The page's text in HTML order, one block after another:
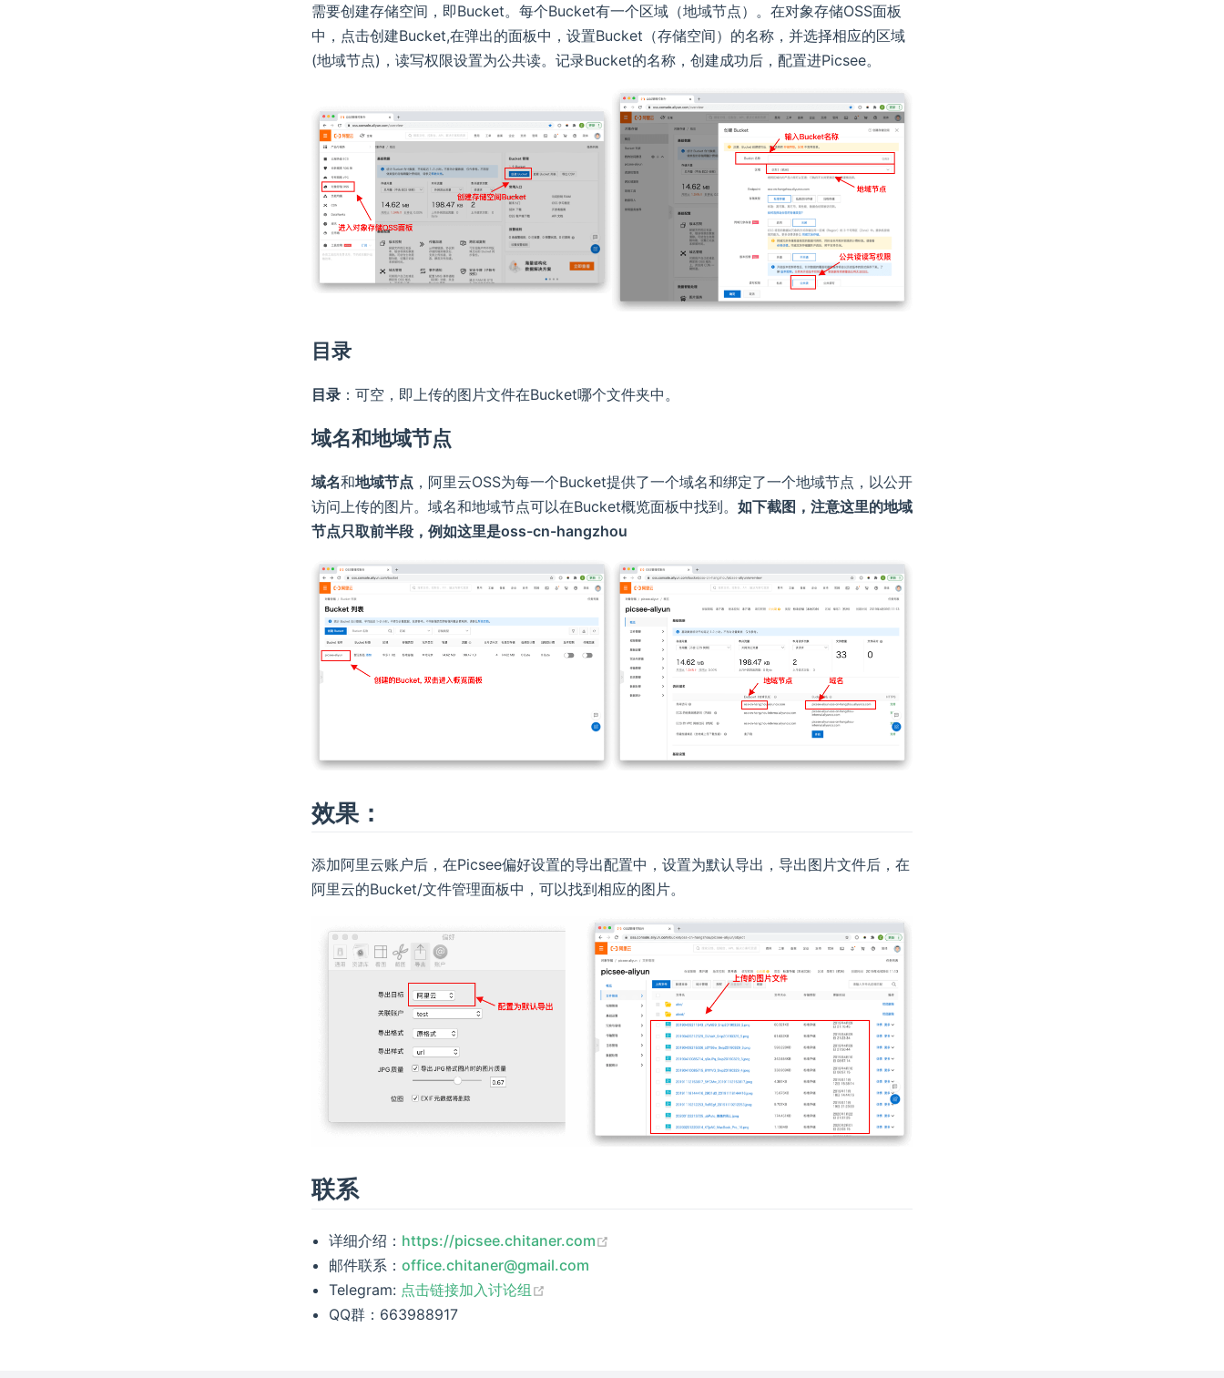
需要创建存储空间，即Bucket。每个Bucket有一个区域（地域节点）。在对象存储OSS面板
中，点击创建Bucket,在弹出的面板中，设置Bucket（存储空间）的名称，并选择相应的区域
(地域节点)，读写权限设置为公共读。记录Bucket的名称，创建成功后，配置进Picsee。
目录
目录 ：可空，即上传的图片文件在Bucket哪个文件夹中。
域名和地域节点
域名和地域节点 ，阿里云OSS为每一个Bucket提供了一个域名和绑定了一个地域节点，以公开
访问上传的图片。域名和地域节点可以在Bucket概览面板中找到。 如下截图，注意这里的地域
节点只取前半段，例如这里是oss-cn-hangzhou
效果：
添加阿里云账户后，在Picsee偏好设置的导出配置中，设置为默认导出，导出图片文件后，在
阿里云的Bucket/文件管理面板中，可以找到相应的图片。
联系
详细介绍： https://picsee.chitaner.com
邮件联系：office.chitaner@gmail.com
Telegram: 点击链接加入讨论组
QQ群：663988917